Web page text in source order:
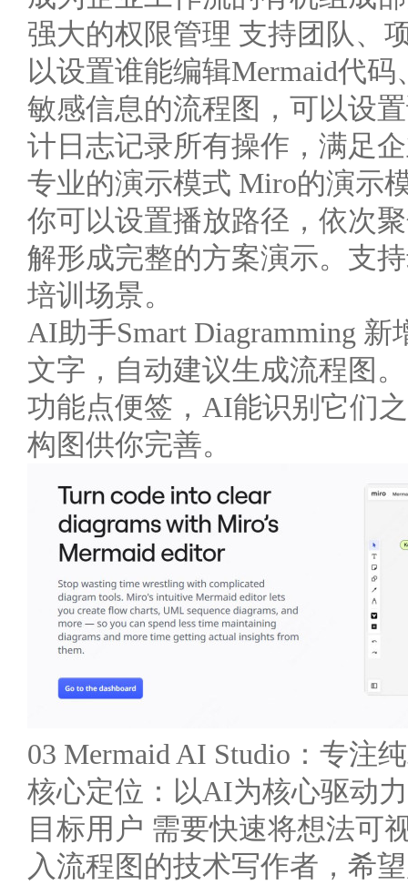
强大的权限管理 支持团队、
以设置谁能编辑Mermaid代
敏感信息的流程图，可以设
计日志记录所有操作，满足
专业的演示模式 Miro的演示
你可以设置播放路径，依次
解形成完整的方案演示。支
培训场景。
AI助手Smart Diagramming
文字，自动建议生成流程图
功能点便签，AI能识别它们
构图供你完善。
03 Mermaid AI Studio：专注
核心定位：以AI为核心驱动
目标用户 需要快速将想法可
入流程图的技术写作者，希